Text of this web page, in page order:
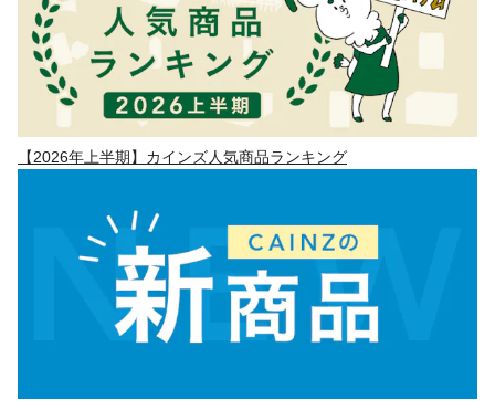
【2026年上半期】カインズ人気商品ランキング